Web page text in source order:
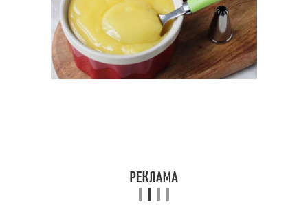
Крем для тела Шоколадный крем